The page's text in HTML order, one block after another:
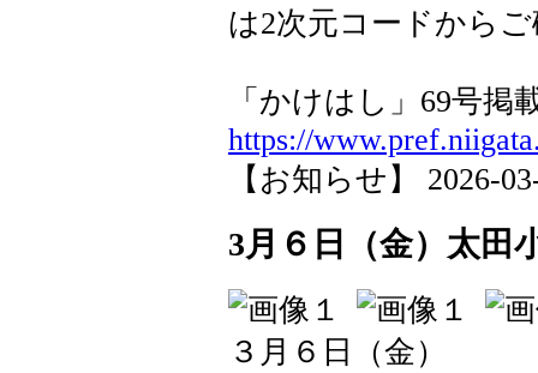
は2次元コードから
「かけはし」69号
https://
【お知らせ】 2026-
3月６日（金）太
３月６日（金）